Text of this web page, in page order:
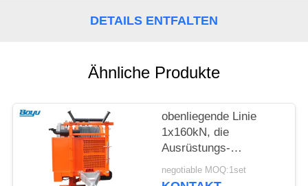
DETAILS ENTFALTEN
Ähnliche Produkte
obenliegende Linie
1x160kN, die
Ausrüstungs-
hydraulischen Spanner
mit Wasserkühlungs-
negotiable MOQ:1set